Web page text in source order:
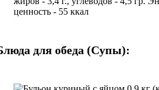
ценность - 55 ккал
для обеда (Супы):